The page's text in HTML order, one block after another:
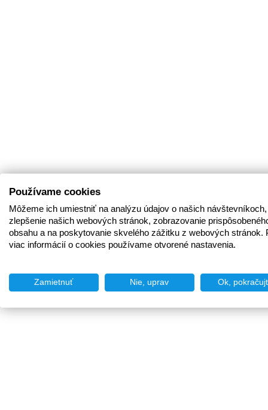
Používame cookies
Môžeme ich umiestniť na analýzu údajov o našich
zlepšenie našich webových stránok, zobrazovanie
obsahu a na poskytovanie skvelého zážitku z webových stránok.
viac informácií o cookies používame otvorené nastavenia.
Zamietnuť Nie, uprav Ok,